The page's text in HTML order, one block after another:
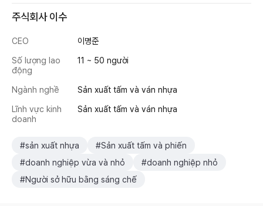
주식회사 이수
CEO
이명준
Số lượng lao
động
11 ~ 50 người
Ngành nghề
Sản xuất tấm và ván nhựa
Lĩnh vực kinh
doanh
Sản xuất tấm và ván nhựa
#sản xuất nhựa
#Sản xuất tấm và phiến
#doanh nghiệp vừa và nhỏ
#doanh nghiệp nhỏ
#Người sở hữu bằng sáng chế